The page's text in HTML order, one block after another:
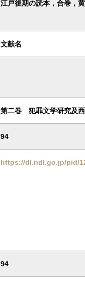
江戸後期の読本，合巻，
文献名
第二巻 犯罪文学研究及
94
https://dl.ndl.go.jp/pid/
94